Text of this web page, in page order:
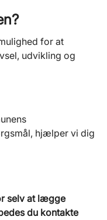
for at
udvikling og
hjælper vi dig
selv at lægge
du kontakte